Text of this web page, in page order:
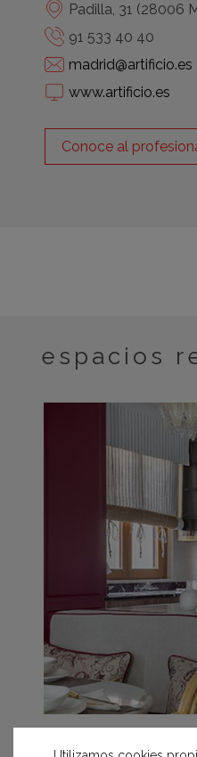
Padilla, 31 (28006
91 533 40 40
madrid@artificio.es
www.artificio.es
Conoce al
espacios
Espacio Trae – Cocina